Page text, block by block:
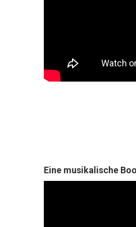
Eine musikalische